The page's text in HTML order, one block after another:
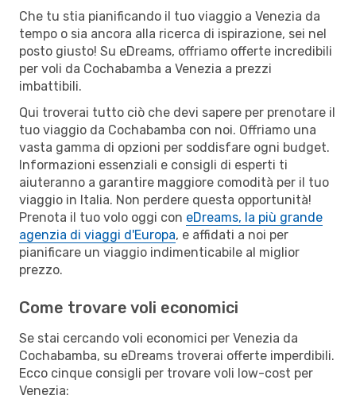
Che tu stia pianificando il tuo viaggio a Venezia da
tempo o sia ancora alla ricerca di ispirazione, sei nel
posto giusto! Su eDreams, offriamo offerte incredibili
per voli da Cochabamba a Venezia a prezzi
imbattibili.
Qui troverai tutto ciò che devi sapere per prenotare il
tuo viaggio da Cochabamba con noi. Offriamo una
vasta gamma di opzioni per soddisfare ogni budget.
Informazioni essenziali e consigli di esperti ti
aiuteranno a garantire maggiore comodità per il tuo
viaggio in Italia. Non perdere questa opportunità!
Prenota il tuo volo oggi con eDreams, la più grande
agenzia di viaggi d'Europa, e affidati a noi per
pianificare un viaggio indimenticabile al miglior
prezzo.
Come trovare voli economici
Se stai cercando voli economici per Venezia da
Cochabamba, su eDreams troverai offerte imperdibili.
Ecco cinque consigli per trovare voli low-cost per
Venezia: